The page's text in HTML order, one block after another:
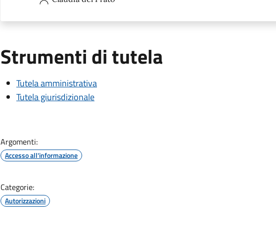
Strumenti di tutela
Tutela amministrativa
Tutela giurisdizionale
Argomenti:
Accesso all'informazione
Categorie:
Autorizzazioni